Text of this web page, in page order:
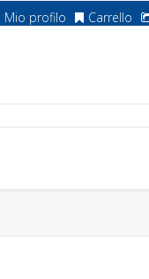
Mio profilo Carrello